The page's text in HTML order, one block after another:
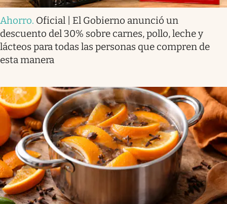
Ahorro. Oficial | El Gobierno anunció un
descuento del 30% sobre carnes, pollo, leche y
lácteos para todas las personas que compren de
esta manera